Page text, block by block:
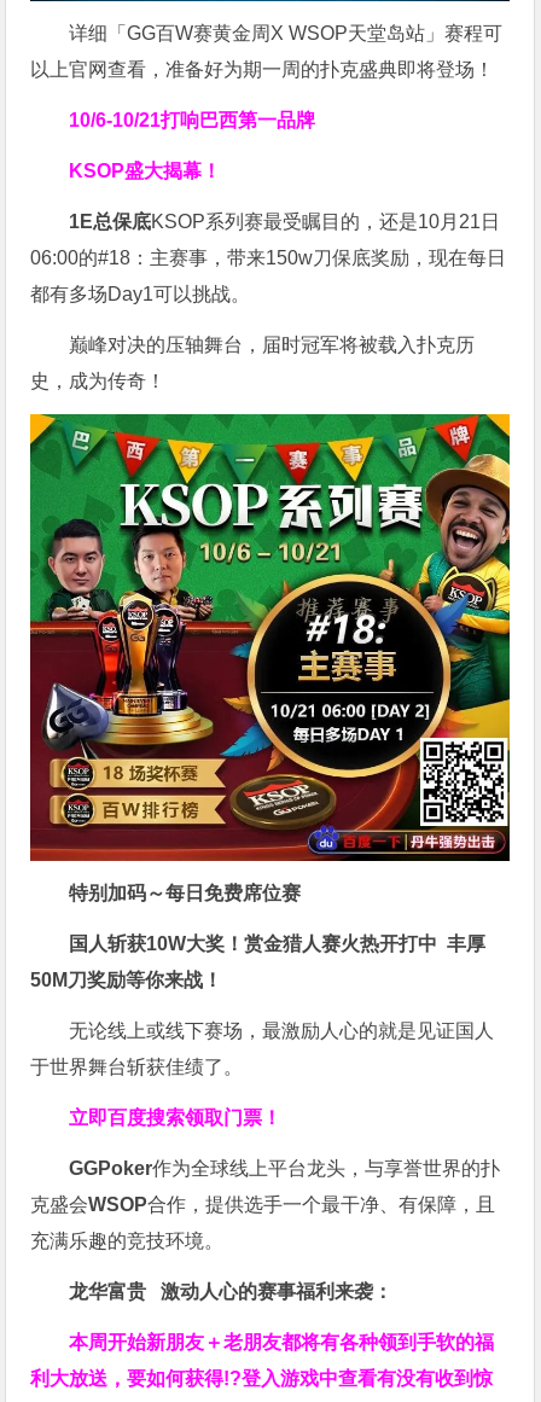
详细「GG百W赛黄金周X WSOP天堂岛站」赛程可
以上官网查看，准备好为期一周的扑克盛典即将登场！
10/6-10/21打响巴西第一品牌
KSOP盛大揭幕！
1E总保底KSOP系列赛最受瞩目的，还是10月21日
06:00的#18：主赛事，带来150w刀保底奖励，现在每日
都有多场Day1可以挑战。
巅峰对决的压轴舞台，届时冠军将被载入扑克历
史，成为传奇！
特别加码～每日免费席位赛
国人斩获10W大奖！赏金猎人赛火热开打中 丰厚
50M刀奖励等你来战！
无论线上或线下赛场，最激励人心的就是见证国人
于世界舞台斩获佳绩了。
立即百度搜索领取门票！
GGPoker作为全球线上平台龙头，与享誉世界的扑
克盛会WSOP合作，提供选手一个最干净、有保障，且
充满乐趣的竞技环境。
龙华富贵 激动人心的赛事福利来袭：
本周开始新朋友＋老朋友都将有各种领到手软的福
利大放送，要如何获得!?登入游戏中查看有没有收到惊